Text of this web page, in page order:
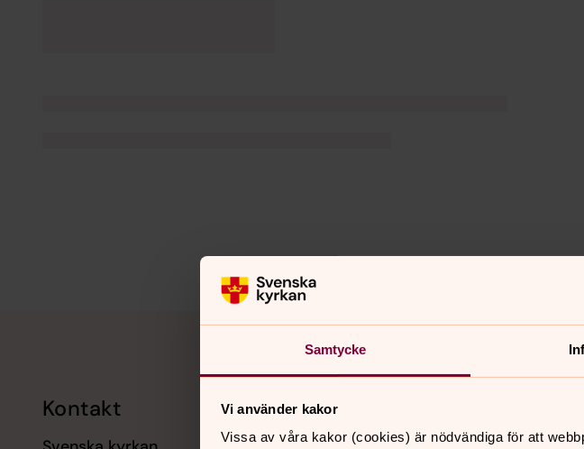
Samtycke
Vi använder kakor
Vissa av våra kakor (cookies) är nödvändiga för att
Kontakt Kalender